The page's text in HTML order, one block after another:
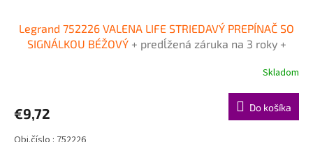
Legrand 752226 VALENA LIFE STRIEDAVÝ PREPÍNAČ SO
SIGNÁLKOU BÉŽOVÝ + predĺžená záruka na 3 roky +
Skladom
€9,72 Do košíka